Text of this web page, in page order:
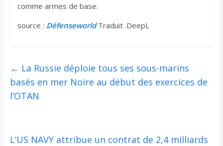
comme armes de base.
source : DéfenseworldTraduit .DeepL
← La Russie déploie tous ses sous-marins
basés en mer Noire au début des exercices de
l’OTAN
L’US NAVY attribue un contrat de 2,4 milliards